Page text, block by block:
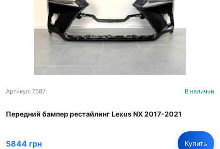
Артикул: 7587 В наличии
Передний бампер рестайлинг Lexus NX 2017-2021
5844 грн Купить